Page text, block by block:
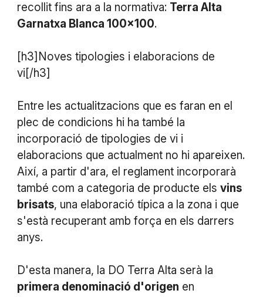
recollit fins ara a la normativa: Terra Alta
Garnatxa Blanca 100x100.
[h3]Noves tipologies i elaboracions de
vi[/h3]
Entre les actualitzacions que es faran en el
plec de condicions hi ha també la
incorporació de tipologies de vi i
elaboracions que actualment no hi apareixen.
Així, a partir d'ara, el reglament incorporarà
també com a categoria de producte els vins
brisats, una elaboració típica a la zona i que
s'està recuperant amb força en els darrers
anys.
D'esta manera, la DO Terra Alta serà la
primera denominació d'origen en